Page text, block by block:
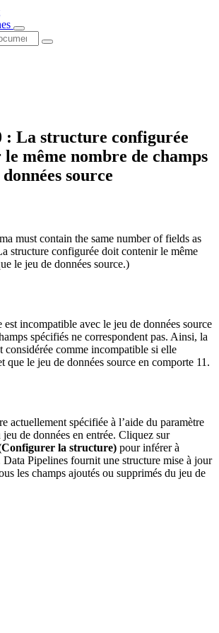
: La structure configurée
même nombre de champs
source
must contain the same number of fields as
structure configurée doit contenir le même
le jeu de données source.)
incompatible avec le jeu de données source
spécifiés ne correspondent pas. Ainsi, la
considérée comme incompatible si elle
que le jeu de données source en comporte 11.
actuellement spécifiée à l’aide du paramètre
jeu de données en entrée. Cliquez sur
la structure) pour inférer à
Data Pipelines fournit une structure mise à jour
les champs ajoutés ou supprimés du jeu de